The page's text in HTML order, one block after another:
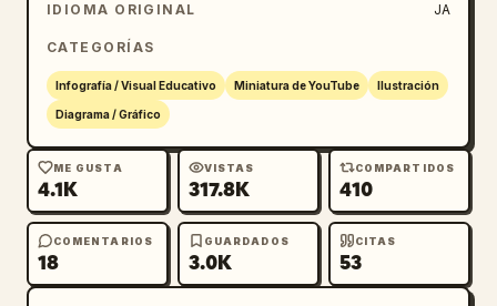
IDIOMA ORIGINAL JA
CATEGORÍAS
Infografía / Visual Educativo Miniatura de YouTube Ilustración
Diagrama / Gráfico
ME GUSTA
4.1K
VISTAS
317.8K
COMPARTIDOS
410
COMENTARIOS
18
GUARDADOS
3.0K
CITAS
53